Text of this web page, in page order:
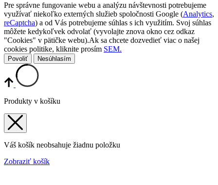
Pre správne fungovanie webu a analýzu návštevnosti potrebujeme
využívať niekoľko externých služieb spoločnosti Google (Analytics,
reCaptcha) a od Vás potrebujeme súhlas s ich využitím. Svoj súhlas
môžete kedykoľvek odvolať (vyvolajte znova okno cez odkaz
"Cookies" v pätičke webu).Ak sa chcete dozvedieť viac o našej
cookies politike, kliknite prosím SEM.
Povoliť Nesúhlasím
Produkty v košíku
Váš košík neobsahuje žiadnu položku
Zobraziť košík